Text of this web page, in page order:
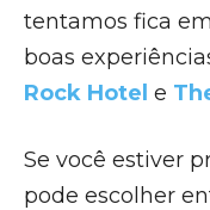
tentamos fica
boas
Rock Hotel e
Se você estiver
pode escolher